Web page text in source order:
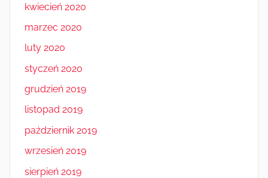
kwiecień 2020
marzec 2020
luty 2020
styczeń 2020
grudzień 2019
listopad 2019
październik 2019
wrzesień 2019
sierpień 2019